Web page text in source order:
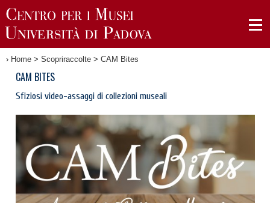
› Home > Scopriraccolte > CAM Bites
CAM BITES
Sfiziosi video-assaggi di collezioni museali